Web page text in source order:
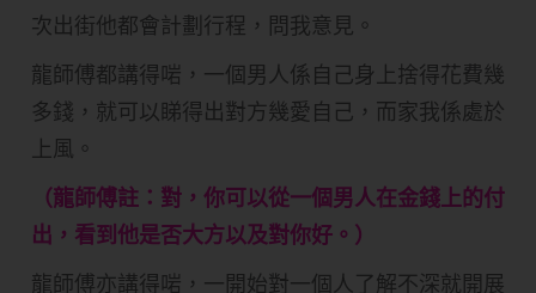
次出街他都會計劃行程，問我意見。
龍師傅都講得啱，一個男人係自己身上捨得花費幾
多錢，就可以睇得出對方幾愛自己，而家我係處於
上風。
（龍師傅註：對，你可以從一個男人在金錢上的付
出，看到他是否大方以及對你好。）
龍師傅亦講得啱，一開始對一個人了解不深就開展